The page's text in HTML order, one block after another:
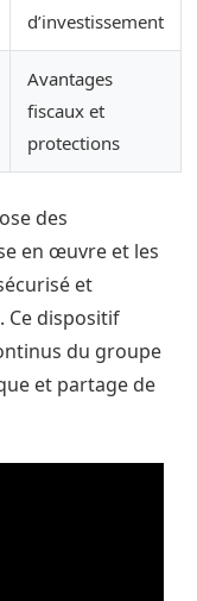
d’investissement
Avantages
fiscaux et
protections
des
en œuvre et les
et
Ce dispositif
du groupe
et partage de